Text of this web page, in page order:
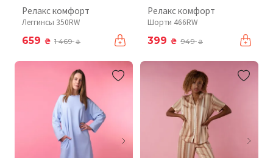
Релакс комфорт
Леггинсы 350RW
659 ₴ 1 469₴
Релакс комфорт
Шорти 466RW
399 ₴ 949₴